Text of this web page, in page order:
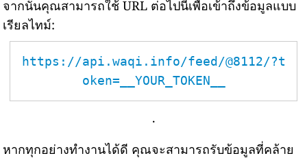
จากนั้นคุณสามารถใช้ URL ต่อไปนี้เพื่อเข้าถึงข้อมูลแบบ
เรียลไทม์:
https://api.waqi.info/feed/@8112/?t
oken=__YOUR_TOKEN__
.
หากทุกอย่างทำงานได้ดี คุณจะสามารถรับข้อมูลที่คล้าย